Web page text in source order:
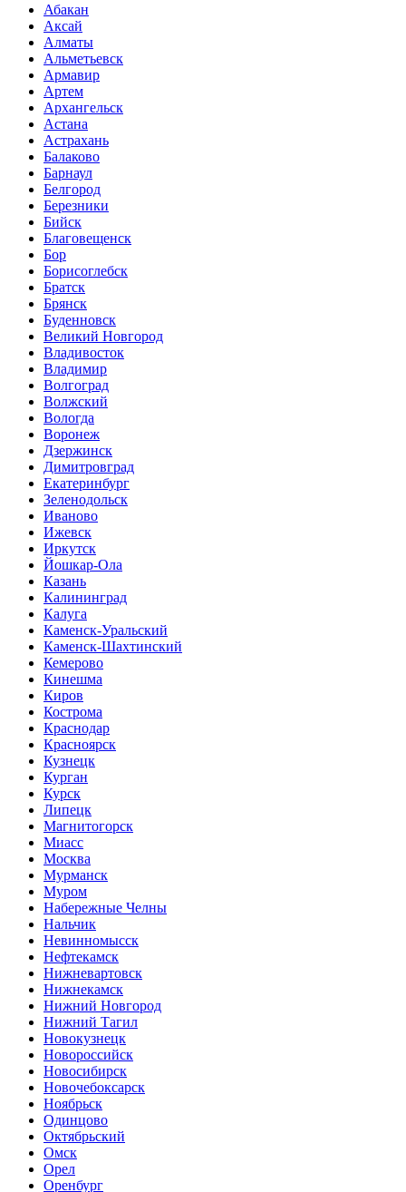
Абакан
Аксай
Алматы
Альметьевск
Армавир
Артем
Архангельск
Астана
Астрахань
Балаково
Барнаул
Белгород
Березники
Бийск
Благовещенск
Бор
Борисоглебск
Братск
Брянск
Буденновск
Великий Новгород
Владивосток
Владимир
Волгоград
Волжский
Вологда
Воронеж
Дзержинск
Димитровград
Екатеринбург
Зеленодольск
Иваново
Ижевск
Иркутск
Йошкар-Ола
Казань
Калининград
Калуга
Каменск-Уральский
Каменск-Шахтинский
Кемерово
Кинешма
Киров
Кострома
Краснодар
Красноярск
Кузнецк
Курган
Курск
Липецк
Магнитогорск
Миасс
Москва
Мурманск
Муром
Набережные Челны
Нальчик
Невинномысск
Нефтекамск
Нижневартовск
Нижнекамск
Нижний Новгород
Нижний Тагил
Новокузнецк
Новороссийск
Новосибирск
Новочебоксарск
Ноябрьск
Одинцово
Октябрьский
Омск
Орел
Оренбург